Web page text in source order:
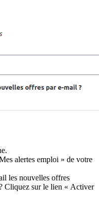
alertes emploi » de votre
les nouvelles offres
Cliquez sur le lien « Activer